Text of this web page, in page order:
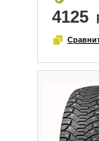
4125